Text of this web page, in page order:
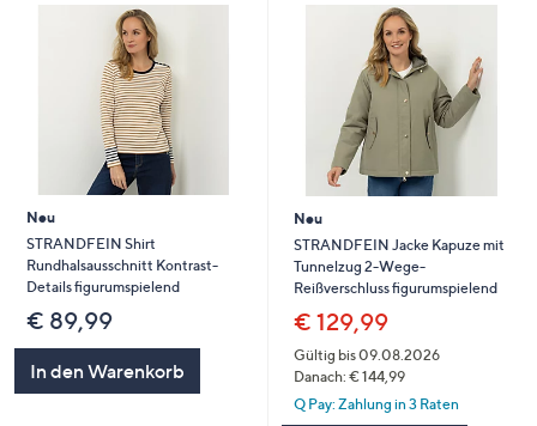
Neu
STRANDFEIN Shirt
Rundhalsausschnitt Kontrast-
Details figurumspielend
€ 89,99
In den Warenkorb
Neu
STRANDFEIN Jacke Kapuze mit
Tunnelzug 2-Wege-
Reißverschluss figurumspielend
€ 129,99
Gültig bis 09.08.2026
Danach: € 144,99
Q Pay: Zahlung in 3 Raten